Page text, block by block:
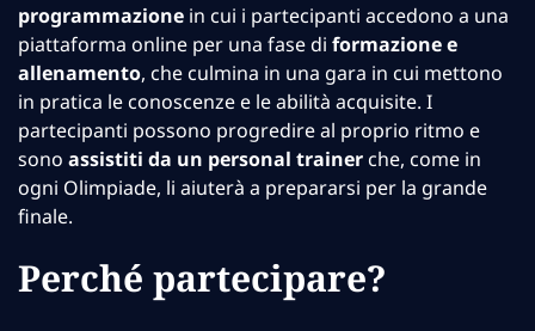
programmazione in cui i partecipanti accedono a una
piattaforma online per una fase di formazione e
allenamento, che culmina in una gara in cui mettono
in pratica le conoscenze e le abilità acquisite. I
partecipanti possono progredire al proprio ritmo e
sono assistiti da un personal trainer che, come in
ogni Olimpiade, li aiuterà a prepararsi per la grande
finale.
Perché partecipare?